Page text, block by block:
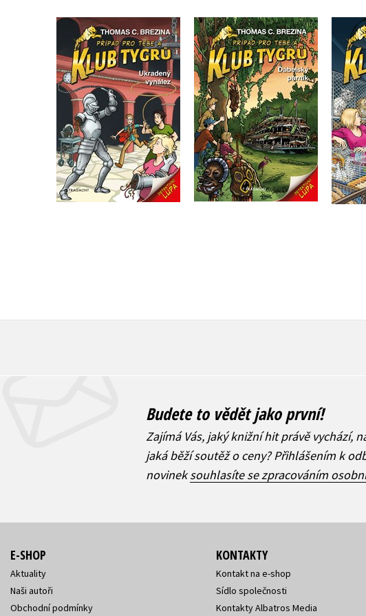
Klub Tygrů – Ukradený
vynález
Thomas Brezina
Do košíku
249 Kč
199 Kč
Klub Tygrů - Ďábelský
parník
Thomas Brezina
Do košíku
249 Kč
199 Kč
Budete to vědět jako první!
Zajímá Vás, jaký knižní hit právě vychází,
jaká běží soutěž o ceny? Přihlášením k
novineksouhlasíte se zpracováním
E-SHOP
Aktuality
Naši autoři
Obchodní podmínky
KONTAKTY
Kontakt na e-shop
Sídlo společnosti
Kontakty Albatros Media